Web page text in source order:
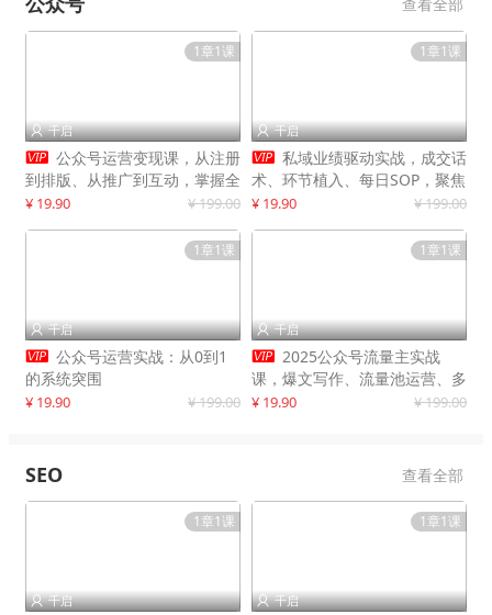
查看全部
1章1课
 千启
 公众号运营变现课，从注册
到排版、从推广到互动，掌握全
流程，开启个人品牌月入
¥ 19.90 ¥ 199.00
1章1课
 千启
 私域业绩驱动实战，成交话
术、环节植入、每日SOP，聚焦
增长，驱动营收持续突破
¥ 19.90 ¥ 199.00
1章1课
 千启
 公众号运营实战：从0到1
的系统突围
¥ 19.90 ¥ 199.00
1章1课
 千启
 2025公众号流量主实战
课，爆文写作、流量池运营、多
平台分发，新手日入千元月赚5
¥ 19.90 ¥ 199.00
SEO 查看全部
1章1课
 千启
1章1课
 千启